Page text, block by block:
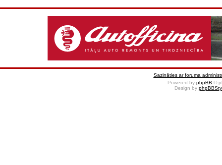
Sazināties ar foruma
Powered by phpBB ©
Design by